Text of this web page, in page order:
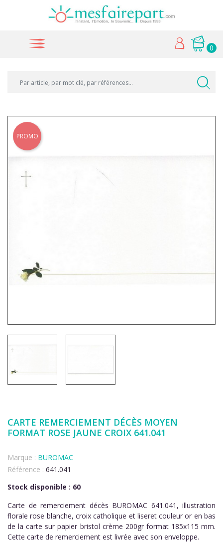
0
PROMO
CARTE REMERCIEMENT DÉCÈS MOYEN
FORMAT ROSE JAUNE CROIX 641.041
Marque : BUROMAC
Référence : 641.041
Stock disponible : 60
Carte de remerciement décès BUROMAC 641.041, illustration
florale rose blanche, croix catholique et liseret couleur or en bas
de la carte sur papier bristol crème 200gr format 185x115 mm.
Cette carte de remerciement est livrée avec son enveloppe.